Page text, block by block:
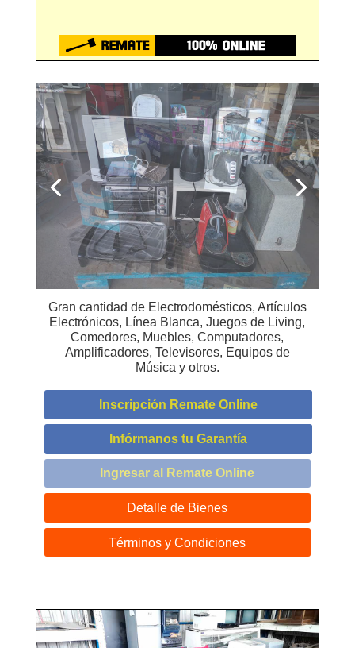
Gran cantidad de Electrodomésticos, Artículos
Electrónicos, Línea Blanca, Juegos de Living,
Comedores, Muebles, Computadores,
Amplificadores, Televisores, Equipos de
Música y otros.
Inscripción Remate Online
Infórmanos tu Garantía
Ingresar al Remate Online
Detalle de Bienes
Términos y Condiciones